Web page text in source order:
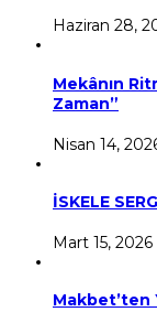
Haziran 28,
Mekânın
Zaman”
Nisan 14,
İSKELE
Mart 15, 2026
Makbet’ten